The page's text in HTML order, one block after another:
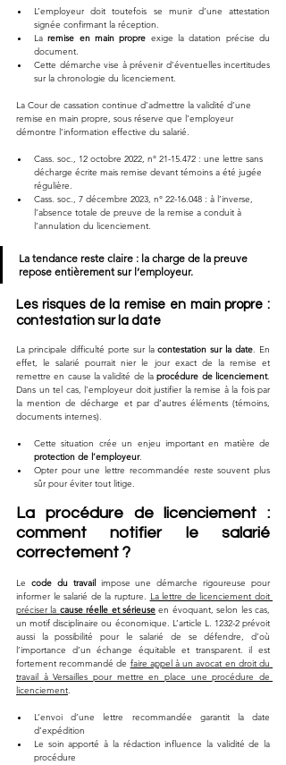
L’employeur doit toutefois se munir d’une attestation
signée confirmant la réception.
La remise en main propre exige la datation précise du
document.
Cette démarche vise à prévenir d’éventuelles incertitudes
sur la chronologie du licenciement.
La Cour de cassation continue d’admettre la validité d’une
remise en main propre, sous réserve que l’employeur
démontre l’information effective du salarié.
Cass. soc., 12 octobre 2022, n° 21-15.472 : une lettre sans
décharge écrite mais remise devant témoins a été jugée
régulière.
Cass. soc., 7 décembre 2023, n° 22-16.048 : à l’inverse,
l’absence totale de preuve de la remise a conduit à
l’annulation du licenciement.
La tendance reste claire : la charge de la preuve
repose entièrement sur l’employeur.
Les risques de la remise en main propre :
contestation sur la date
La principale difficulté porte sur la contestation sur la date. En
effet, le salarié pourrait nier le jour exact de la remise et
remettre en cause la validité de la procédure de licenciement.
Dans un tel cas, l’employeur doit justifier la remise à la fois par
la mention de décharge et par d’autres éléments (témoins,
documents internes).
protection de l’employeur.
Opter pour une lettre recommandée reste souvent plus
sûr pour éviter tout litige.
La procédure de licenciement :
comment notifier le salarié
correctement ?
Le code du travail impose une démarche rigoureuse pour
informer le salarié de la rupture. La lettre de licenciement doit
préciser la cause réelle et sérieuse en évoquant, selon les cas,
un motif disciplinaire ou économique. L’article L. 1232-2 prévoit
aussi la possibilité pour le salarié de se défendre, d’où
l’importance d’un échange équitable et transparent. il est
fortement recommandé de faire appel à un avocat en droit du
travail à Versailles pour mettre en place une procédure de
licenciement.
L’envoi d’une lettre recommandée garantit la date
d’expédition
Le soin apporté à la rédaction influence la validité de la
procédure